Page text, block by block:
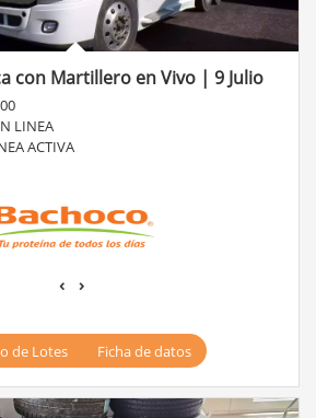
con Martillero en Vivo | 9 Julio
LINEA
ACTIVA
‹ ›
de Lotes Ficha de datos